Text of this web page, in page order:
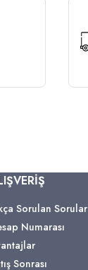
Sorulan Sorular
Numarası
Sonrası